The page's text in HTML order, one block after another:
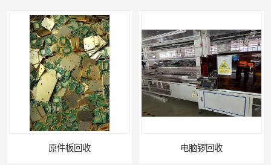
电脑锣回收 回收机器设备